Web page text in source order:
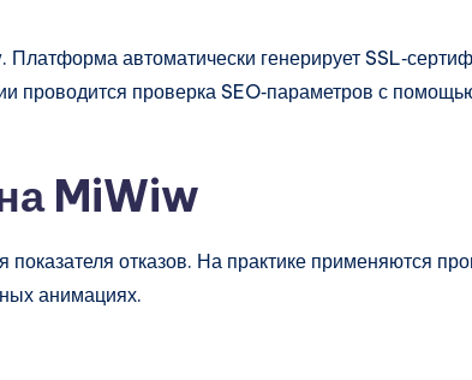
автоматически генерирует
проводится проверка SEO‑параметров с
MiWiw
отказов. На практике применяются
анимациях.